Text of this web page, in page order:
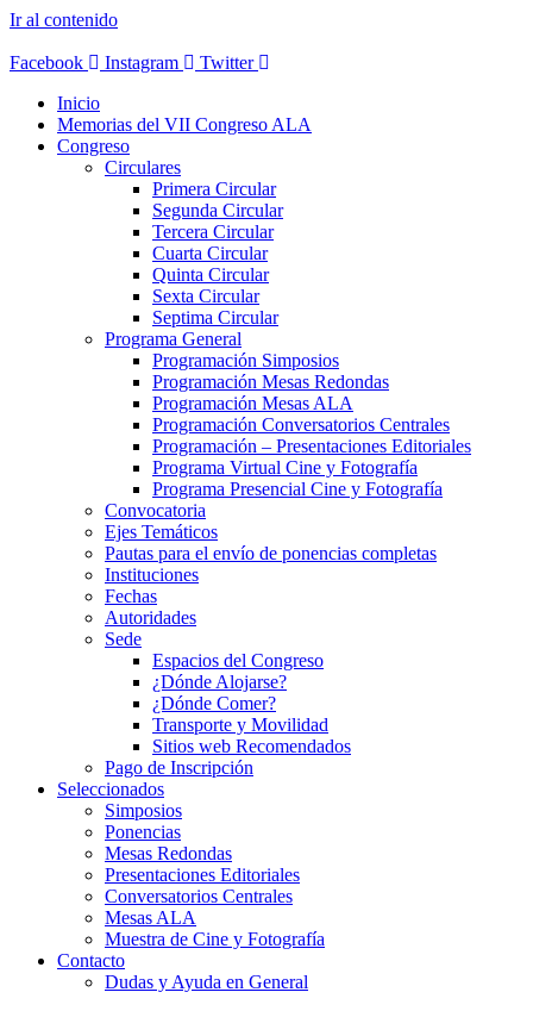
Ir al contenido
Facebook Instagram
Twitter
Inicio
Memorias del VII Congreso ALA
Congreso
Circulares
Primera Circular
Segunda Circular
Tercera Circular
Cuarta Circular
Quinta Circular
Sexta Circular
Septima Circular
Programa General
Programación Simposios
Programación Mesas Redondas
Programación Mesas ALA
Programación Conversatorios Centrales
Programación – Presentaciones Editoriales
Programa Virtual Cine y Fotografía
Programa Presencial Cine y Fotografía
Convocatoria
Ejes Temáticos
Pautas para el envío de ponencias completas
Instituciones
Fechas
Autoridades
Sede
Espacios del Congreso
¿Dónde Alojarse?
¿Dónde Comer?
Transporte y Movilidad
Sitios web Recomendados
Pago de Inscripción
Seleccionados
Simposios
Ponencias
Mesas Redondas
Presentaciones Editoriales
Conversatorios Centrales
Mesas ALA
Muestra de Cine y Fotografía
Contacto
Dudas y Ayuda en General